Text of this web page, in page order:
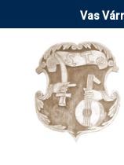
a
tartalomra
Vas